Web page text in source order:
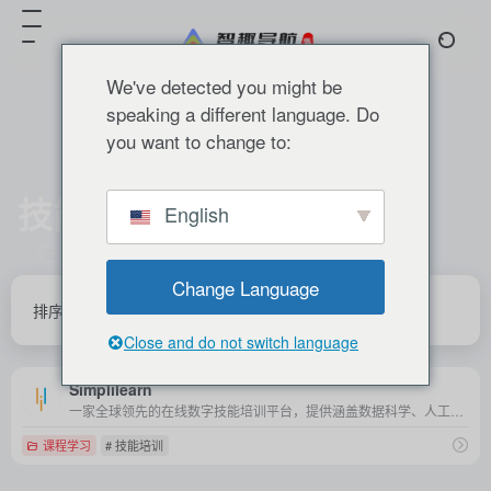
技能培训
排序 发布 更新 浏览 点赞
Simplilearn
课程学习 # 技能培训
We've detected you might be
speaking a different language. Do
you want to change to:
English
Change Language
Close and do not switch language